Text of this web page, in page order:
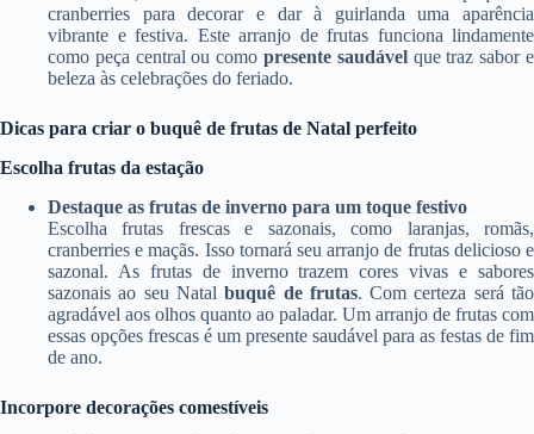
cranberries para decorar e dar à guirlanda uma aparência
vibrante e festiva. Este arranjo de frutas funciona lindamente
como peça central ou como presente saudável que traz sabor e
beleza às celebrações do feriado.
Dicas para criar o buquê de frutas de Natal perfeito
Escolha frutas da estação
Destaque as frutas de inverno para um toque festivo
Escolha frutas frescas e sazonais, como laranjas, romãs,
cranberries e maçãs. Isso tornará seu arranjo de frutas delicioso e
sazonal. As frutas de inverno trazem cores vivas e sabores
sazonais ao seu Natalbuquê de frutas. Com certeza será tão
agradável aos olhos quanto ao paladar. Um arranjo de frutas com
essas opções frescas é um presente saudável para as festas de fim
de ano.
Incorpore decorações comestíveis